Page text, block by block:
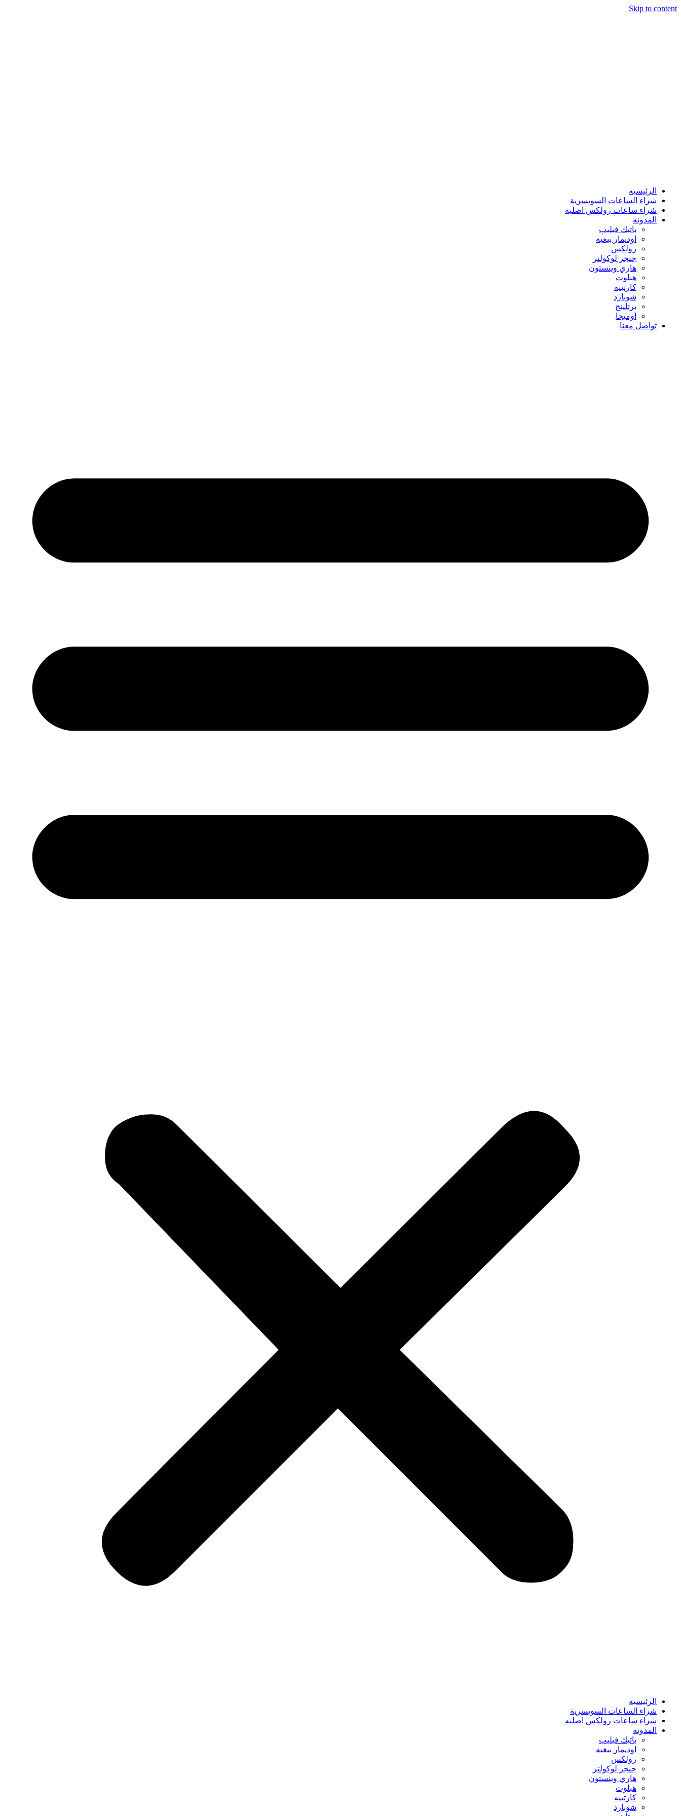
Skip to content
الرئيسيه
شراء الساعات السويسرية
شراء ساعات رولكس اصليه
المدونه
باتيك فيليب
اوديمار بيغيه
رولكس
جيجر لوكولتر
هاري وينستون
هبلوت
كارتييه
شوبارد
برتلينج
اوميجا
تواصل معنا
الرئيسيه
شراء الساعات السويسرية
شراء ساعات رولكس اصليه
المدونه
باتيك فيليب
اوديمار بيغيه
رولكس
جيجر لوكولتر
هاري وينستون
هبلوت
كارتييه
شوبارد